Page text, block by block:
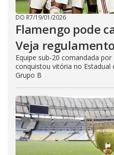
DO R7/19/01/2026
Flamengo pode
Veja regulamento
Equipe sub-20 comandada
conquistou vitória no Estadual
Grupo B